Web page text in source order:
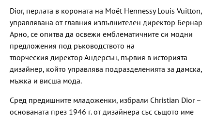
Dior, перлата в короната на Moët Hennessy Louis Vuitton,
управлявана от главния изпълнителен директор Бернар
Арно, се опитва да освежи емблематичните си модни
предложения под ръководството на
творческия директор Андерсън, първия в историята
дизайнер, който управлява подразделенията за дамска,
мъжка и висша мода.
Сред предишните младоженки, избрали Christian Dior –
основаната през 1946 г. от дизайнера със същото име